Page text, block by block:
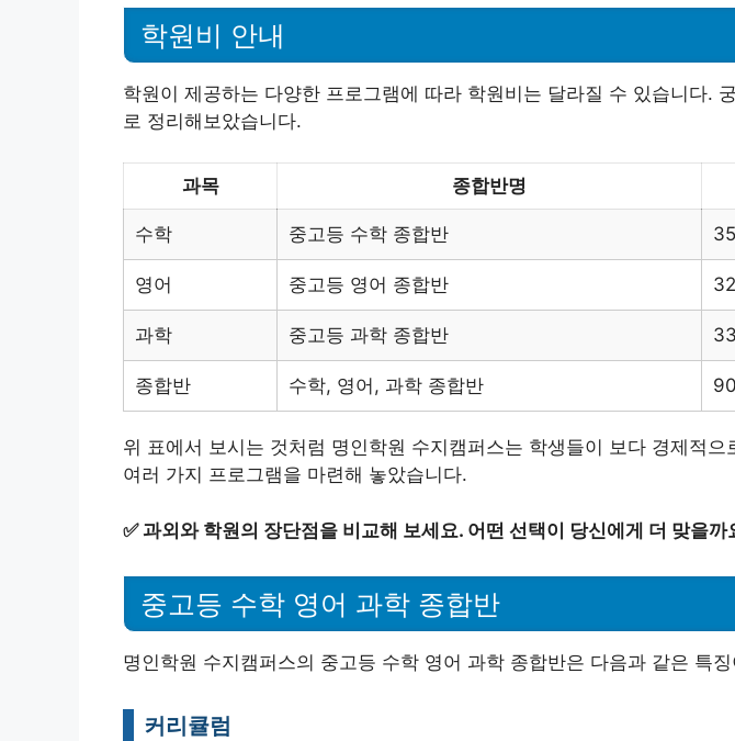
학원비 안내
학원이 제공하는 다양한 프로그램에 따라 학원비는 달라질 수 있습니다.
로 정리해보았습니다.
과목 종합반명
수학 중고등 수학 종합반
영어 중고등 영어 종합반
과학 중고등 과학 종합반
종합반 수학, 영어, 과학 종합반
위 표에서 보시는 것처럼 명인학원 수지캠퍼스는 학생들이 보다 경제적으
여러 가지 프로그램을 마련해 놓았습니다.
✅과외와 학원의 장단점을 비교해 보세요. 어떤 선택이 당신에게 더 맞을까
중고등 수학 영어 과학 종합반
명인학원 수지캠퍼스의 중고등 수학 영어 과학 종합반은 다음과 같은 특
커리큘럼